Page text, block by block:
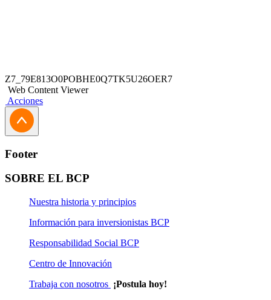
Z7_79E813O0POBHE0Q7TK5U26OER7
Web Content Viewer
Acciones
Footer
SOBRE EL BCP
Nuestra historia y principios
Información para inversionistas BCP
Responsabilidad Social BCP
Centro de Innovación
Trabaja con nosotros ¡Postula hoy!